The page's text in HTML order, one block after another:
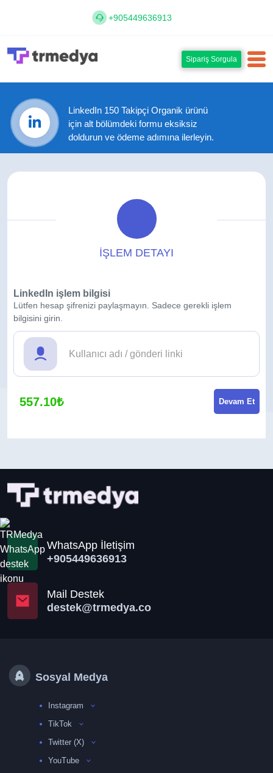
+905449636913
Sipariş Sorgula
LinkedIn 150 Takipçi Organik ürünü
için alt bölümdeki formu eksiksiz
doldurun ve ödeme adımına ilerleyin.
İŞLEM DETAYI
LinkedIn işlem bilgisi
Lütfen hesap şifrenizi paylaşmayın. Sadece gerekli işlem
bilgisini girin.
557.10₺ Devam Et
WhatsApp İletişim
+905449636913
Mail Destek
destek@trmedya.co
Sosyal Medya
Instagram
TikTok
Twitter (X)
YouTube